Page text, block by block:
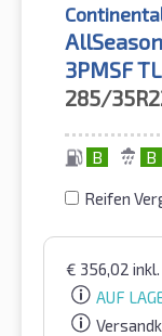
3PMSF
285/
B B
Reifen
€ 356,02
AUF